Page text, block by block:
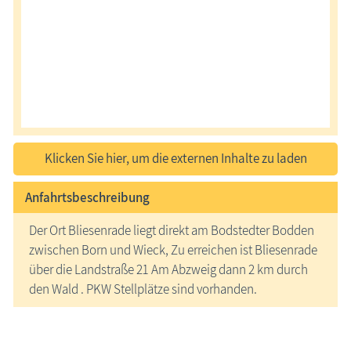
Klicken Sie hier, um die externen Inhalte zu laden
Anfahrtsbeschreibung
Der Ort Bliesenrade liegt direkt am Bodstedter Bodden
zwischen Born und Wieck, Zu erreichen ist Bliesenrade
über die Landstraße 21 Am Abzweig dann 2 km durch
den Wald . PKW Stellplätze sind vorhanden.